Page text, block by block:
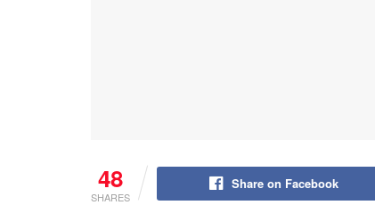
48
SHARES
Share on Facebook